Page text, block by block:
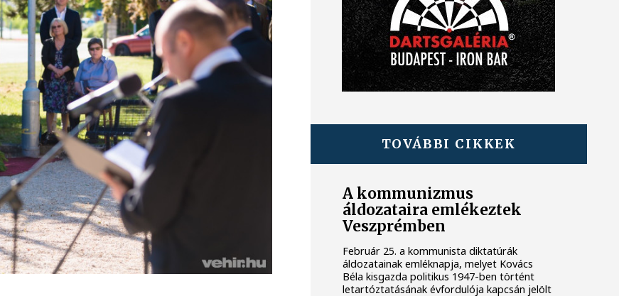
TOVÁBBI CIKKEK
A kommunizmus
áldozataira emlékeztek
Veszprémben
Február 25. a kommunista diktatúrák
áldozatainak emléknapja, melyet Kovács
Béla kisgazda politikus 1947-ben történt
letartóztatásának évfordulója kapcsán jelölt